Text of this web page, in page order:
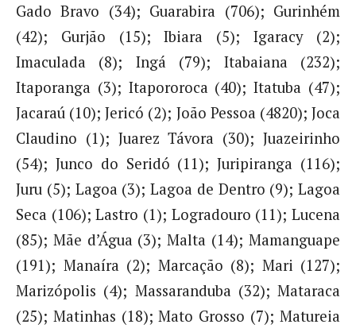
Gado Bravo (34); Guarabira (706); Gurinhém
(42); Gurjão (15); Ibiara (5); Igaracy (2);
Imaculada (8); Ingá (79); Itabaiana (232);
Itaporanga (3); Itapororoca (40); Itatuba (47);
Jacaraú (10); Jericó (2); João Pessoa (4820); Joca
Claudino (1); Juarez Távora (30); Juazeirinho
(54); Junco do Seridó (11); Juripiranga (116);
Juru (5); Lagoa (3); Lagoa de Dentro (9); Lagoa
Seca (106); Lastro (1); Logradouro (11); Lucena
(85); Mãe d’Água (3); Malta (14); Mamanguape
(191); Manaíra (2); Marcação (8); Mari (127);
Marizópolis (4); Massaranduba (32); Mataraca
(25); Matinhas (18); Mato Grosso (7); Matureia